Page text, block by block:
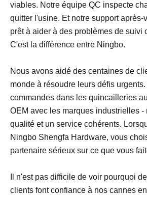
viables. Notre équipe QC inspecte
quitter l'usine. Et notre support après-
prêt à aider à des problèmes de suivi
C'est la différence entre Ningbo.
Nous avons aidé des centaines de
monde à résoudre leurs défis
commandes dans les quincailleries
OEM avec les marques industrielles -
qualité et un service cohérents.
Ningbo Shengfa Hardware, vous
partenaire sérieux sur ce que vous
Il n'est pas difficile de voir pourquoi
clients font confiance à nos cannes